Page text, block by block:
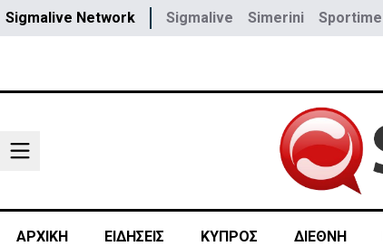
Sigmalive Network Sigmalive Simerini Sportime
ΑΡΧΙΚΗ ΕΙΔΗΣΕΙΣ ΚΥΠΡΟΣ ΔΙΕΘΝΗ